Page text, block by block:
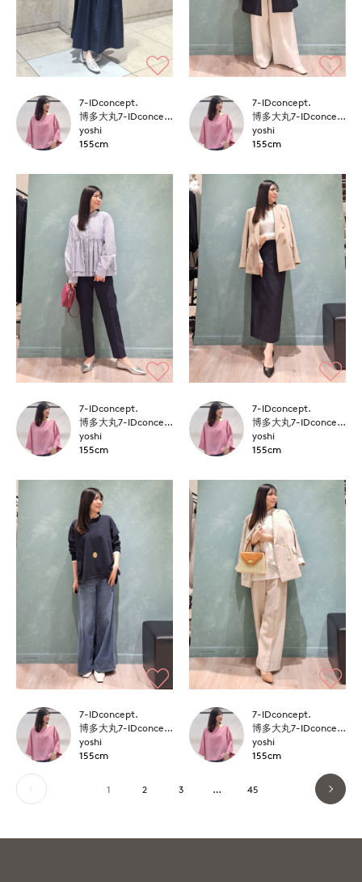
7-IDconcept.
博多大丸7-IDconcept.
yoshi
155cm
7-IDconcept.
博多大丸7-IDconcept.
yoshi
155cm
7-IDconcept.
博多大丸7-IDconcept.
yoshi
155cm
7-IDconcept.
博多大丸7-IDconcept.
yoshi
155cm
7-IDconcept.
博多大丸7-IDconcept.
yoshi
155cm
7-IDconcept.
博多大丸7-IDconcept.
yoshi
155cm
1 2 3 … 45